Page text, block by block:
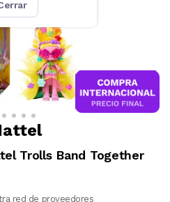
cerrar
Trolls Band Together
red de proveedores